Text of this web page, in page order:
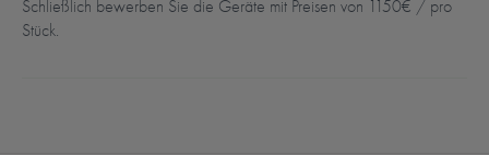
Schließlich bewerben Sie die Geräte mit Preisen von 1150€ / pro
Stück.